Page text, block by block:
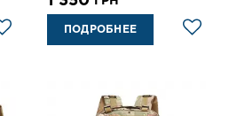
ПОДРОБНЕЕ